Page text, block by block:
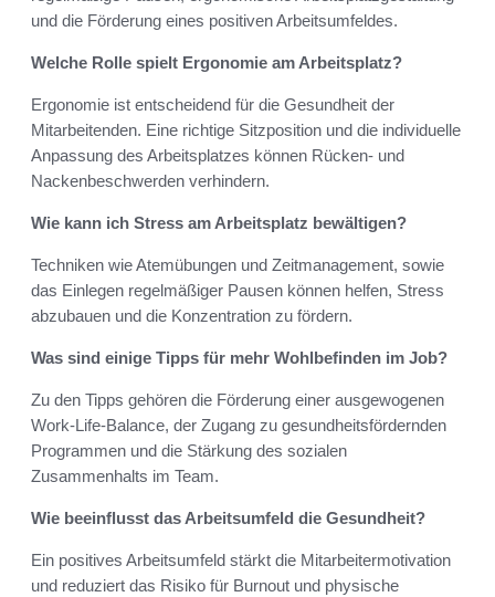
und die Förderung eines positiven Arbeitsumfeldes.
Welche Rolle spielt Ergonomie am Arbeitsplatz?
Ergonomie ist entscheidend für die Gesundheit der
Mitarbeitenden. Eine richtige Sitzposition und die individuelle
Anpassung des Arbeitsplatzes können Rücken- und
Nackenbeschwerden verhindern.
Wie kann ich Stress am Arbeitsplatz bewältigen?
Techniken wie Atemübungen und Zeitmanagement, sowie
das Einlegen regelmäßiger Pausen können helfen, Stress
abzubauen und die Konzentration zu fördern.
Was sind einige Tipps für mehr Wohlbefinden im Job?
Zu den Tipps gehören die Förderung einer ausgewogenen
Work-Life-Balance, der Zugang zu gesundheitsfördernden
Programmen und die Stärkung des sozialen
Zusammenhalts im Team.
Wie beeinflusst das Arbeitsumfeld die Gesundheit?
Ein positives Arbeitsumfeld stärkt die Mitarbeitermotivation
und reduziert das Risiko für Burnout und physische